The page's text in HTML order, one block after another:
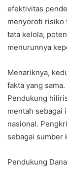
efektivitas
menyoroti risiko
tata kelola,
menurunnya
Menariknya,
fakta yang
Pendukung
mentah sebagai
nasional.
sebagai sumber
Pendukung